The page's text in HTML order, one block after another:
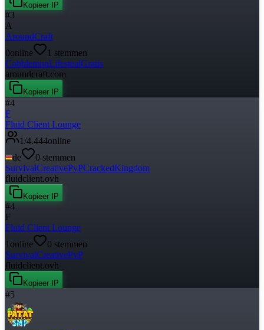
Kopieer IP
#3
A
AroundCraft
0online 1 stemmen
CobblemonLifestealGratis
aroundcraft.com
Kopieer IP
#4
F
Fluid Client Lounge
1/4.444online
de
0 stemmen
SurvivalCreativePvPCrackedKingdom
fluidclient.ovh
Kopieer IP
#4
F
Fluid Client Lounge
1 online 0 stemmen
SurvivalCreativePvP
fluidclient.ovh
Kopieer IP
#5